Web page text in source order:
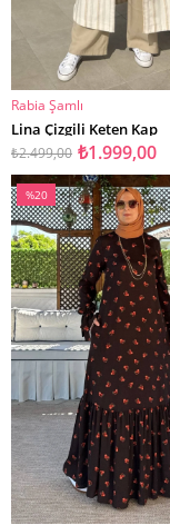
SEPETE EKLE
Rabia Şamlı
Lina Çizgili Keten Kap
₺1.999,00
₺2.499,00
%20
İndirim
%20İndirim